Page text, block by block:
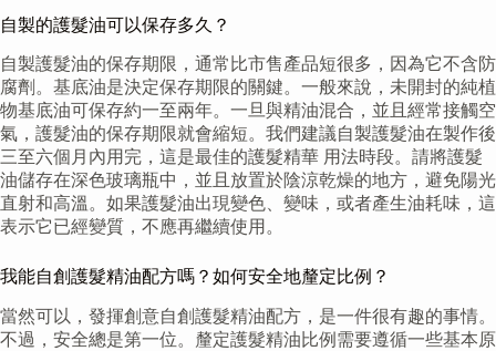
自製的護髮油可以保存多久？
自製護髮油的保存期限，通常比市售產品短很多，因為它不含防
腐劑。基底油是決定保存期限的關鍵。一般來說，未開封的純植
物基底油可保存約一至兩年。一旦與精油混合，並且經常接觸空
氣，護髮油的保存期限就會縮短。我們建議自製護髮油在製作後
三至六個月內用完，這是最佳的護髮精華 用法時段。請將護髮
油儲存在深色玻璃瓶中，並且放置於陰涼乾燥的地方，避免陽光
直射和高溫。如果護髮油出現變色、變味，或者產生油耗味，這
表示它已經變質，不應再繼續使用。
我能自創護髮精油配方嗎？如何安全地釐定比例？
當然可以，發揮創意自創護髮精油配方，是一件很有趣的事情。
不過，安全總是第一位。釐定護髮精油比例需要遵循一些基本原